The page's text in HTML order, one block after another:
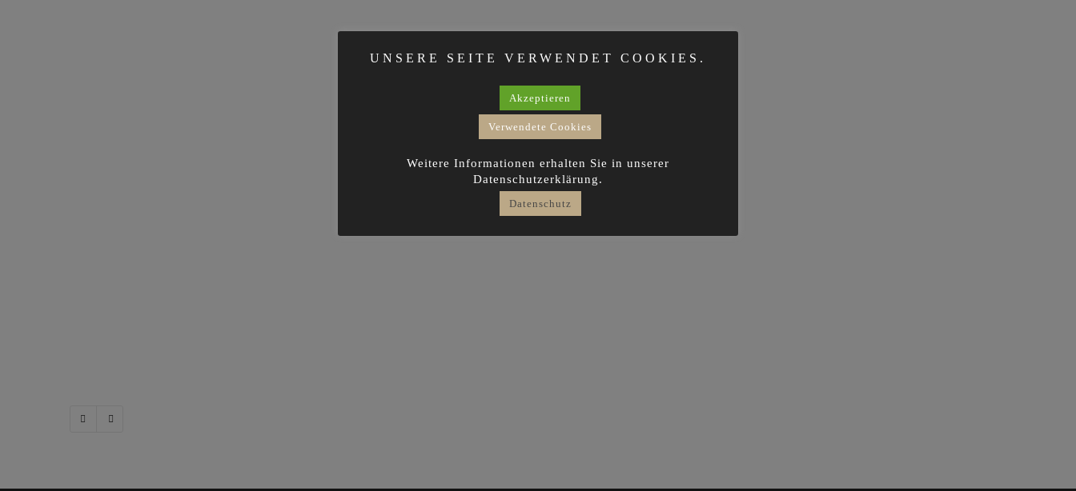
UNSERE SEITE VERWENDET COOKIES.
Akzeptieren
Verwendete Cookies
Weitere Informationen erhalten Sie in unserer
Datenschutzerklärung.
Datenschutz